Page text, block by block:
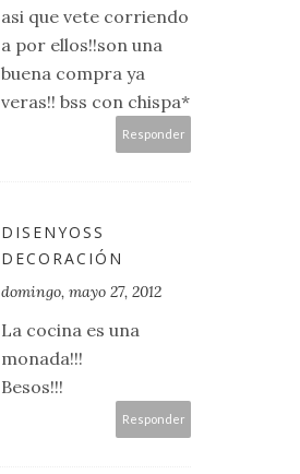
asi que vete corriendo
a por ellos!!son una
buena compra ya
veras!! bss con chispa*
Responder
DISENYOSS
DECORACIÓN
domingo, mayo 27, 2012
La cocina es una
monada!!!
Besos!!!
Responder